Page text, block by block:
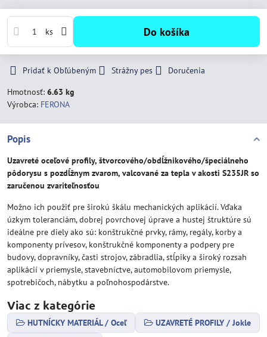
ks Do košíka
Pridať k Obľúbeným Strážny pes
Doručenia
Hmotnosť: 6.63 kg
Výrobca: FERONA
Popis
Uzavreté oceľové profily, štvorcového/obdĺžnikového/špeciálneho
pôdorysu s pozdĺžnym zvarom, valcované za tepla v akosti S235JR so
zaručenou zvariteľnosťou
Možno ich použiť pre širokú škálu mechanických aplikácií. Vďaka
úzkym toleranciám, dobrej povrchovej úprave a hustej štruktúre sú
ideálne pre diely ako sú: konštrukčné prvky, rámy, regály, korby a
komponenty prívesov, konštrukčné komponenty a podpery pre
budovy, dopravníky, časti strojov, zábradlia, stĺpiky a široký rozsah
aplikácií v priemysle, stavebníctve, automobilovom priemysle,
spotrebičoch, nábytku a poľnohospodárstve.
Viac z kategórie
HUTNÍCKY MATERIÁL / Oceľ
UZAVRETÉ PROFILY / Jokle